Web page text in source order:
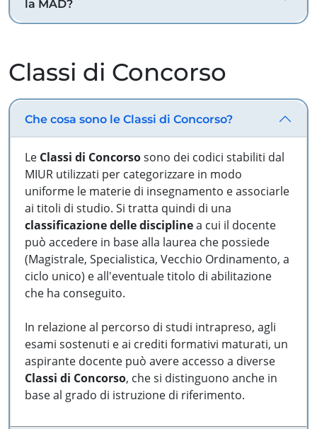
la MAD?
Classi di Concorso
Che cosa sono le Classi di Concorso?
Le Classi di Concorsosono dei codici stabiliti dal
MIUR utilizzati per categorizzare in modo
uniforme le materie di insegnamento e associarle
ai titoli di studio. Si tratta quindi di una
classificazione delle disciplinea cui il docente
può accedere in base alla laurea che possiede
(Magistrale, Specialistica, Vecchio Ordinamento, a
ciclo unico) e all'eventuale titolo di abilitazione
che ha conseguito.
In relazione al percorso di studi intrapreso, agli
esami sostenuti e ai crediti formativi maturati, un
aspirante docente può avere accesso a diverse
Classi di Concorso, che si distinguono anche in
base al grado di istruzione di riferimento.